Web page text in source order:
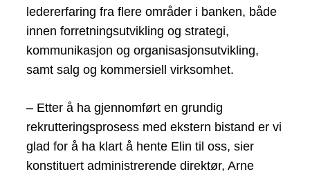
ledererfaring fra flere områder i banken, både
innen forretningsutvikling og strategi,
kommunikasjon og organisasjonsutvikling,
samt salg og kommersiell virksomhet.
– Etter å ha gjennomført en grundig
rekrutteringsprosess med ekstern bistand er vi
glad for å ha klart å hente Elin til oss, sier
konstituert administrerende direktør, Arne